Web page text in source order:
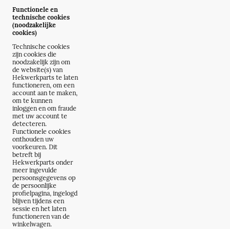
Functionele en
technische cookies
(noodzakelijke
cookies)
Technische cookies
zijn cookies die
noodzakelijk zijn om
de website(s) van
Hekwerkparts te laten
functioneren, om een
account aan te maken,
om te kunnen
inloggen en om fraude
met uw account te
detecteren.
Functionele cookies
onthouden uw
voorkeuren. Dit
betreft bij
Hekwerkparts onder
meer ingevulde
persoonsgegevens op
de persoonlijke
profielpagina, ingelogd
blijven tijdens een
sessie en het laten
functioneren van de
winkelwagen.